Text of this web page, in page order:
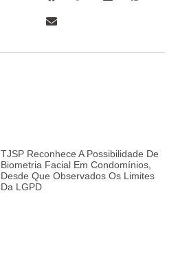
TJSP Reconhece A Possibilidade De
Biometria Facial Em Condomínios,
Desde Que Observados Os Limites
Da LGPD